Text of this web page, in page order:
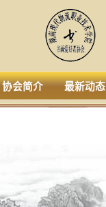
协会简介 最新动态